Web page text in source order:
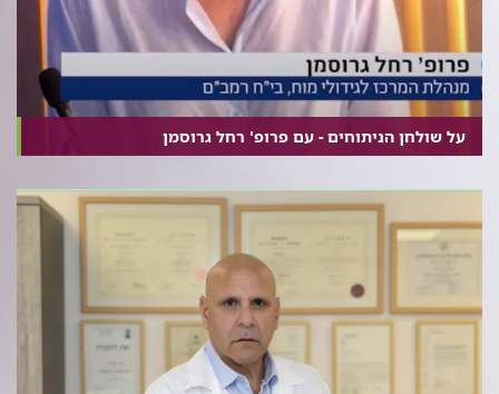
על שולחן הניתוחים - עם פרופ' רחל גרוסמן